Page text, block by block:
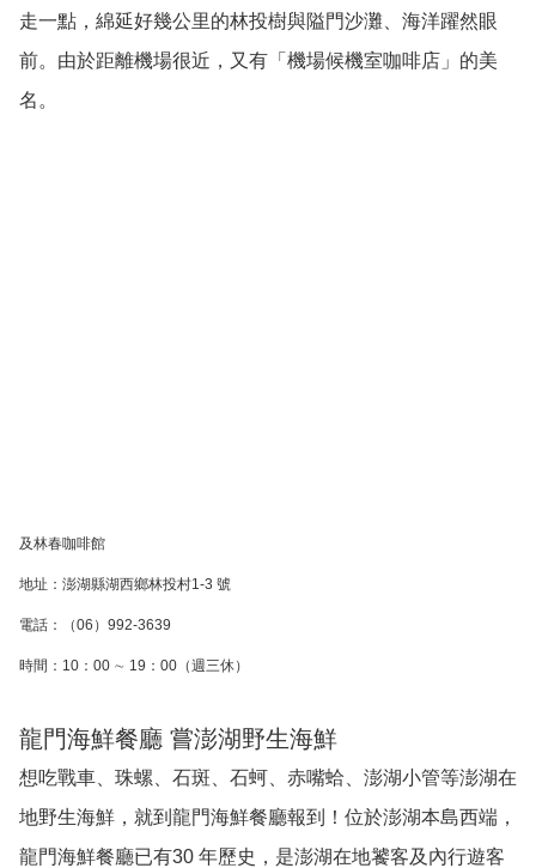
走一點，綿延好幾公里的林投樹與隘門沙灘、海洋躍然眼
前。由於距離機場很近，又有「機場候機室咖啡店」的美
名。
及林春咖啡館
地址：澎湖縣湖西鄉林投村1-3 號
電話：（06）992-3639
時間：10：00 ∼ 19：00（週三休）
龍門海鮮餐廳 嘗澎湖野生海鮮
想吃戰車、珠螺、石斑、石蚵、赤嘴蛤、澎湖小管等澎湖在
地野生海鮮，就到龍門海鮮餐廳報到！位於澎湖本島西端，
龍門海鮮餐廳已有30 年歷史，是澎湖在地饕客及內行遊客